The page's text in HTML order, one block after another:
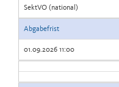
SektVO (national)
Abgabefrist
01.09.2026 11:00